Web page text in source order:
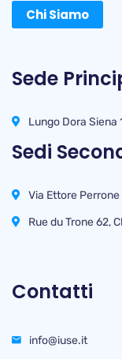
Chi Siamo
Sede
Lungo Dora Siena
Sedi
Via Ettore
Rue du Trone 62,
Contatti
info@iuse.it